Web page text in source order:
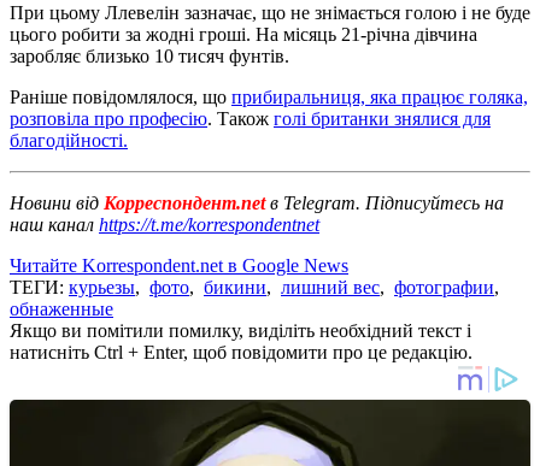
При цьому Ллевелін зазначає, що не знімається голою і не буде
цього робити за жодні гроші. На місяць 21-річна дівчина
заробляє близько 10 тисяч фунтів.
Раніше повідомлялося, що прибиральниця, яка працює голяка,
розповіла про професію. Також голі британки знялися для
благодійності.
Новини від Корреспондент.netв Telegram. Підписуйтесь на
наш канал https://t.me/korrespondentnet
Читайте Korrespondent.net в Google News
ТЕГИ: курьезы, фото, бикини, лишний вес, фотографии,
обнаженные
Якщо ви помітили помилку, виділіть необхідний текст і
натисніть Ctrl + Enter, щоб повідомити про це редакцію.